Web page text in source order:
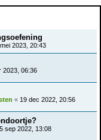
2023, 20:43
2023, 06:36
« 19 dec 2022, 20:56
sep 2022, 13:08